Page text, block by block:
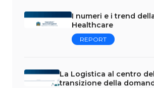
I numeri e i trend
Healthcare
REPORT
La Logistica al centro
transizione della